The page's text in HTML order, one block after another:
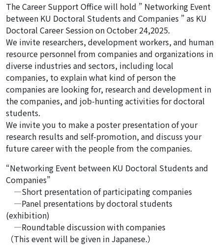
The Career Support Office will hold ” Networking Event
between KU Doctoral Students and Companies ” as KU
Doctoral Career Session on October 24,2025.
We invite researchers, development workers, and human
resource personnel from companies and organizations in
diverse industries and sectors, including local
companies, to explain what kind of person the
companies are looking for, research and development in
the companies, and job-hunting activities for doctoral
students.
We invite you to make a poster presentation of your
research results and self-promotion, and discuss your
future career with the people from the companies.
“Networking Event between KU Doctoral Students and
Companies”
―Short presentation of participating companies
―Panel presentations by doctoral students
(exhibition)
―Roundtable discussion with companies
（This event will be given in Japanese.）